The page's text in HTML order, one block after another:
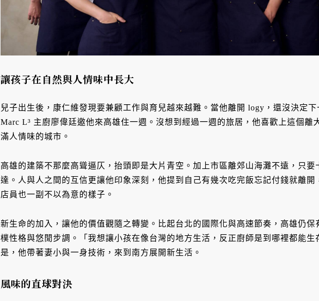
讓孩子在自然與人情味中長大
兒子出生後，康仁維發現要兼顧工作與育兒越來越難。當他離開 logy，還沒決定下
Marc L³ 主廚廖偉廷邀他來高雄住一週。沒想到經過一週的旅居，他喜歡上這個離
滿人情味的城市。
高雄的建築不那麼高聳逼仄，抬頭即是大片青空。加上市區離郊山海灘不遠，只要
達。人與人之間的互信更讓他印象深刻，他提到自己有幾次吃完飯忘記付錢就離開
店員也一副不以為意的樣子。
新生命的加入，讓他的價值觀隨之轉變。比起台北的國際化與高速節奏，高雄仍保
樸性格與悠閒步調。「我想讓小孩在像台灣的地方生活，反正廚師是到哪裡都能生
是，他帶著妻小與一身技術，來到南方展開新生活。
風味的直球對決